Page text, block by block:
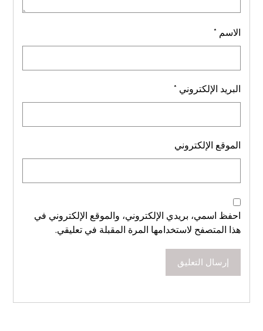
الاسم *
البريد الإلكتروني *
الموقع الإلكتروني
احفظ اسمي، بريدي الإلكتروني، والموقع الإلكتروني في
هذا المتصفح لاستخدامها المرة المقبلة في تعليقي.
إرسال التعليق